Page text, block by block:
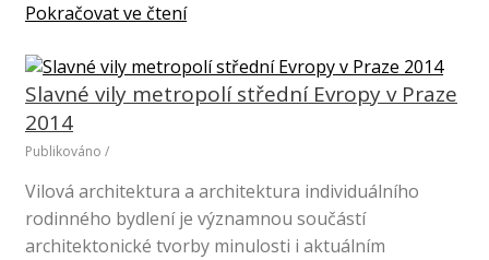
Pokračovat ve čtení
Slavné vily metropolí střední Evropy v Praze
2014
Publikováno /
Vilová architektura a architektura individuálního
rodinného bydlení je významnou součástí
architektonické tvorby minulosti i aktuálním